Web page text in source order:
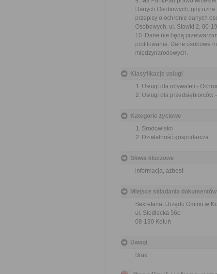
Danych Osobowych, gdy
przepisy o ochronie danych
Osobowych, ul. Stawki 2, 00-
10. Dane nie będą
profilowania. Dane osobowe
międzynarodowych.
Klasyfikacje usługi
Usługi dla obywateli -
Usługi dla
Kategorie życiowe
Środowisko
Działalność gospodarcza
Słowa kluczowe
informacja, azbest
Miejsce składania dokumentów
Sekretariat Urzędu Gminu w
ul. Siedlecka 56c
08-130 Kotuń
Uwagi
Brak